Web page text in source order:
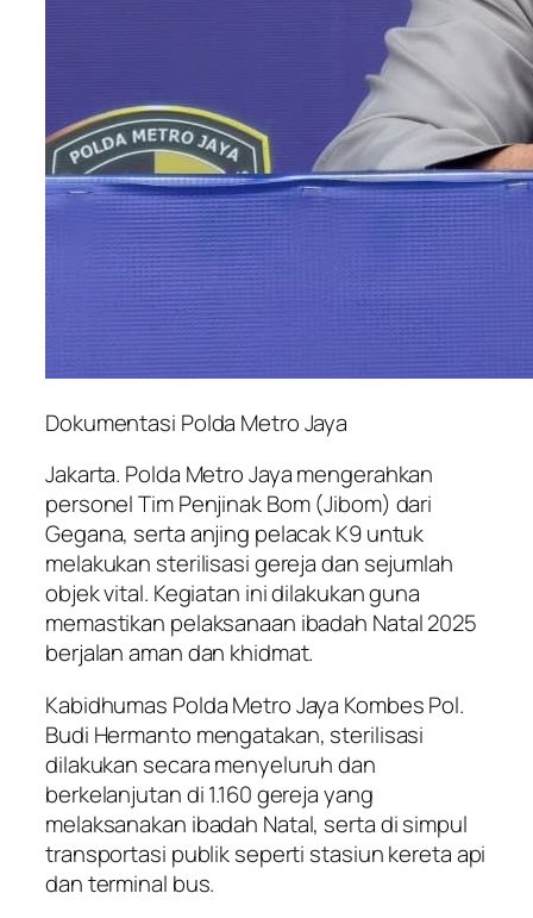
Dokumentasi Polda Metro Jaya
Jakarta. Polda Metro Jaya mengerahkan
personel Tim Penjinak Bom (Jibom) dari
Gegana, serta anjing pelacak K9 untuk
melakukan sterilisasi gereja dan sejumlah
objek vital. Kegiatan ini dilakukan guna
memastikan pelaksanaan ibadah Natal 2025
berjalan aman dan khidmat.
Kabidhumas Polda Metro Jaya Kombes Pol.
Budi Hermanto mengatakan, sterilisasi
dilakukan secara menyeluruh dan
berkelanjutan di 1.160 gereja yang
melaksanakan ibadah Natal, serta di simpul
transportasi publik seperti stasiun kereta api
dan terminal bus.